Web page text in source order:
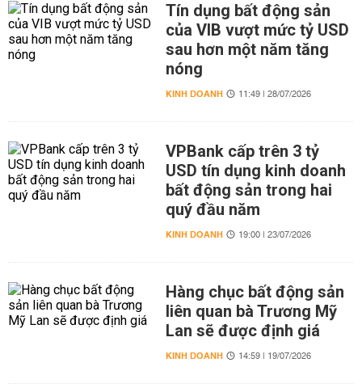
Tín dụng bất động sản
của VIB vượt mức tỷ USD
sau hơn một năm tăng
nóng
KINH DOANH 11:49 | 28/07/2026
VPBank cấp trên 3 tỷ
USD tín dụng kinh doanh
bất động sản trong hai
quý đầu năm
KINH DOANH 19:00 | 23/07/2026
Hàng chục bất động sản
liên quan bà Trương Mỹ
Lan sẽ được định giá
KINH DOANH 14:59 | 19/07/2026